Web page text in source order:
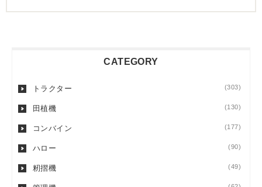
CATEGORY
トラクター (303)
田植機 (130)
コンバイン (177)
ハロー (90)
籾摺機 (49)